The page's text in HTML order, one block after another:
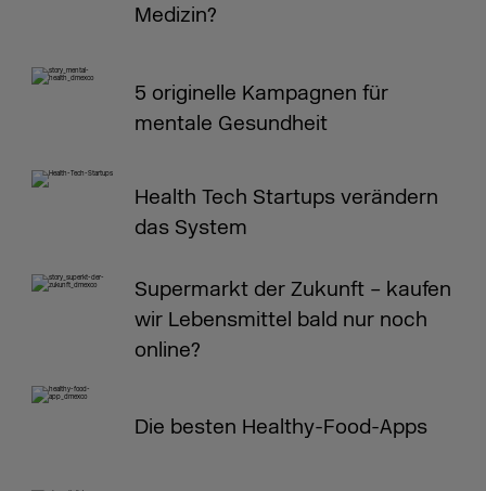
Medizin?
5 originelle Kampagnen für
mentale Gesundheit
Health Tech Startups verändern
das System
Supermarkt der Zukunft – kaufen
wir Lebensmittel bald nur noch
online?
Die besten Healthy-Food-Apps